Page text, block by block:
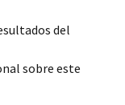
del
sobre este